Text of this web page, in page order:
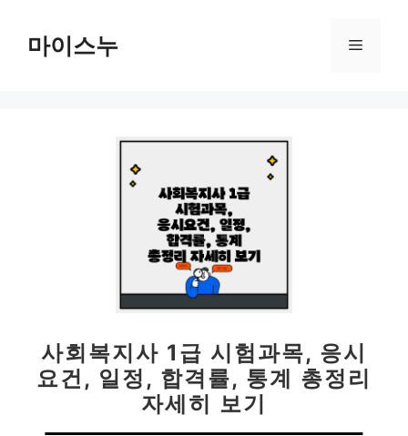
마이스누 메
사회복지사 1급 시험과목, 응시
요건, 일정, 합격률, 통계 총정리
자세히 보기